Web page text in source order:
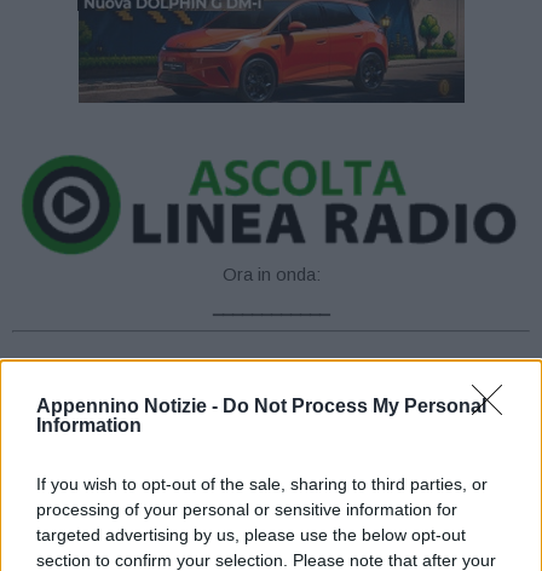
Appennino Notizie - Do Not Process My Personal
Information
If you wish to opt-out of the sale, sharing to third parties, or
processing of your personal or sensitive information for
targeted advertising by us, please use the below opt-out
section to confirm your selection. Please note that after your
Ora in onda:
famiglia, si stava dirigendo verso le cascate del Doccione, nella
zona di Fanano. Intorno alle 18:00, arrivato in prossimità della
rapida, in un tratto di sentiero particolarmente ripido l’uomo, un